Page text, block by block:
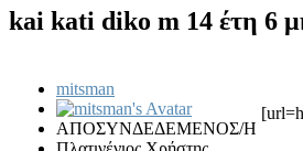
kai kati diko m 14 έτη 6
mitsman
ΑΠΟΣΥΝΔΕΔΕΜΕΝΟΣ/Η